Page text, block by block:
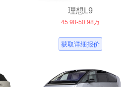
理想L9
45.98-50.98万
获取详细报价